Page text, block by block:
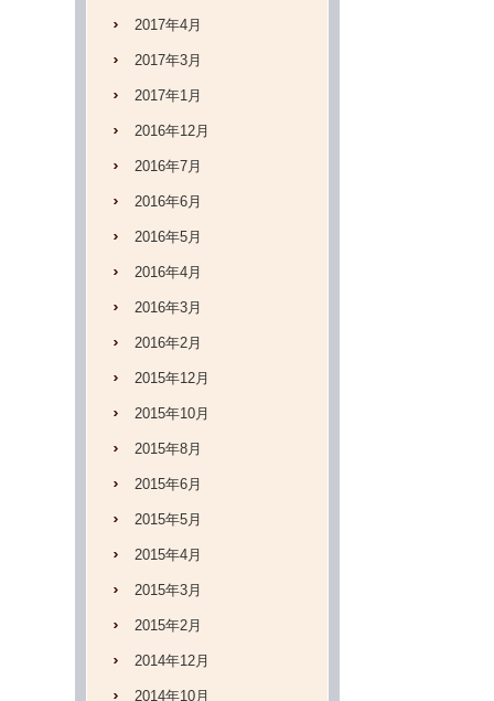
2017年4月
2017年3月
2017年1月
2016年12月
2016年7月
2016年6月
2016年5月
2016年4月
2016年3月
2016年2月
2015年12月
2015年10月
2015年8月
2015年6月
2015年5月
2015年4月
2015年3月
2015年2月
2014年12月
2014年10月